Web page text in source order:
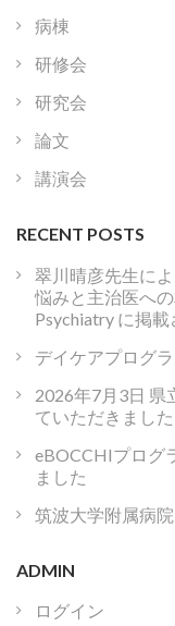
病棟
研修会
研究会
論文
講演会
RECENT POSTS
翠川晴彦先生に
悩みと主治医へ
Psychiatry に掲載
デイケアプログ
2026年7月3日 県
ていただきました
eBOCCHIプログ
ました
筑波大学附属病
ADMIN
ログイン